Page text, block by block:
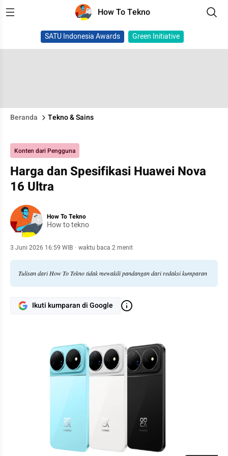
How To Tekno
SATU Indonesia Awards Green Initiative
Beranda Tekno & Sains
Konten dari Pengguna
Harga dan Spesifikasi Huawei Nova
16 Ultra
How To Tekno
How to tekno
3 Juni 2026 16:59 WIB · waktu baca 2 menit
Tulisan dari How To Tekno tidak mewakili pandangan dari redaksi kumparan
Ikuti kumparan di Google